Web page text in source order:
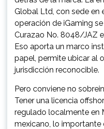
Global Ltd, con sede en
operación de iGaming
Curazao No. 8048/JAZ
Eso aporta un marco
papel, permite ubicar al
jurisdicción reconocible.
Pero conviene no
Tener una licencia
regulado localmente en
mexicano, lo importante